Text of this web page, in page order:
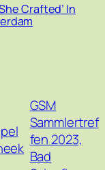
Crafted’ In
GSM
Sammlertref
fen 2023,
Bad